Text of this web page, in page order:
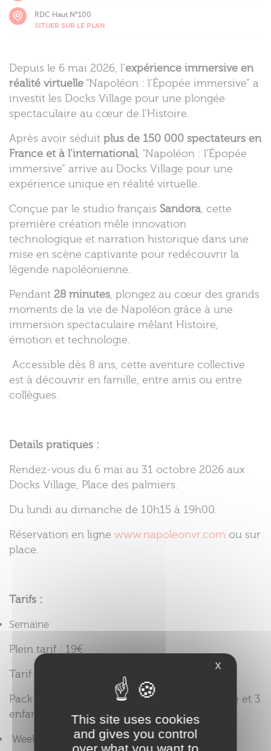
RDC Haut N°100
SITUER SUR LE PLAN
Depuis le 6 mai 2026, l’expérience immersive en
réalité virtuelle “Napoléon : l’Épopée immersive” a
investit les Docks Village pour une plongée
spectaculaire au cœur de l’Histoire.
Après avoir séduit plus de 150 000 spectateurs en
France et à l’international, “Napoléon : l’Épopée
immersive” arrive au Docks Village pour une
expérience unique en réalité virtuelle.
Conçue par le studio français Sandora, cette
première création mêle innovation
technologique et narration historique dans une
mise en scène captivante pour redécouvrir la
légende napoléonienne.
Pendant 28 minutes, plongez au cœur des grands
moments de la vie de Napoléon grâce à une
immersion spectaculaire mêlant Histoire,
émotion et technologie.
Accessible dès 8 ans, cette aventure collective
est à découvrir en famille, entre amis ou entre
collègues.
Details pratiques :
Rendez-vous du 6 mai au 31 octobre 2026 aux
Docks Village, Place des palmiers.
Du lundi au dimanche de 10h15 à 19h00.
Réservation en ligne www.napoleonvr.com ou sur
place.
Tarifs :
Semaine
Plein tarif : 19€
Tarif -26 ans : 16€
Pack famille (2 adultes + 2 enfants ou 1 adulte et 3
enfants) : 64€
Week-end & vacances scolaire
X
This site uses cookies
and gives you control